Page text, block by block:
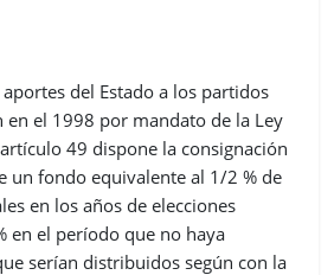
del Estado a los partidos
en el 1998 por mandato de la Ley
49 dispone la consignación
un fondo equivalente al 1/2 % de
en los años de elecciones
en el período que no haya
serían distribuidos según con la